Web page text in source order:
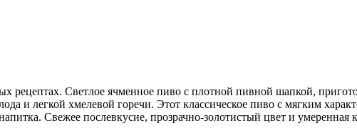
рецептах. Светлое ячменное пиво с плотной пивной шапкой,
и легкой хмелевой горечи. Этот классическое пиво с мягким
Свежее послевкусие, прозрачно-золотистый цвет и умеренная